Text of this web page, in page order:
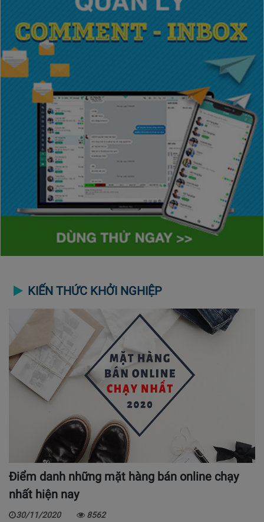
KIẾN THỨC KHỞI NGHIỆP
Điểm danh những mặt hàng bán online chạy
nhất hiện nay
30/11/2020 8562